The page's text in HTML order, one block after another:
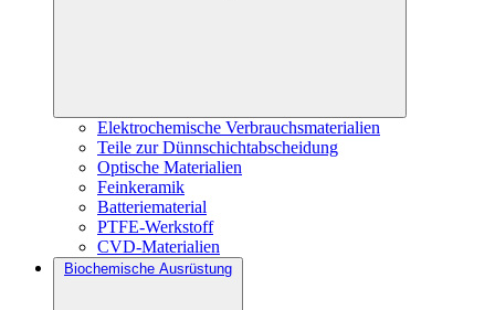
Elektrochemische Verbrauchsmaterialien
Teile zur Dünnschichtabscheidung
Optische Materialien
Feinkeramik
Batteriematerial
PTFE-Werkstoff
CVD-Materialien
Biochemische Ausrüstung